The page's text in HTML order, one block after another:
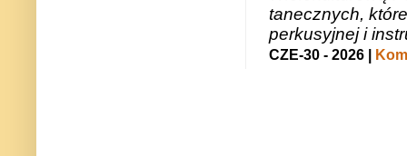
tanecznych,
perkusyjnej i
CZE-30 - 2026 |